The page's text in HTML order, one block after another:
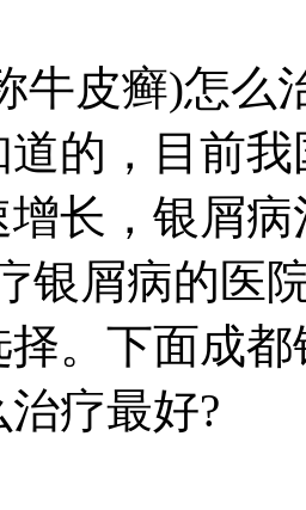
牛皮癣)怎么
的，目前
增长，银屑
银屑病的医
。下面成
疗最好?